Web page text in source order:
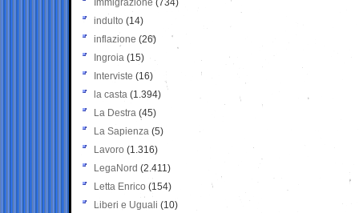
Immigrazione (734)
indulto (14)
inflazione (26)
Ingroia (15)
Interviste (16)
la casta (1.394)
La Destra (45)
La Sapienza (5)
Lavoro (1.316)
LegaNord (2.411)
Letta Enrico (154)
Liberi e Uguali (10)